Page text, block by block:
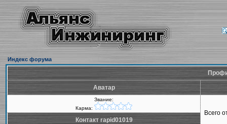
Индекс форума
Аватар
Звание:
Карма:
Всего
Контакт rapid01019